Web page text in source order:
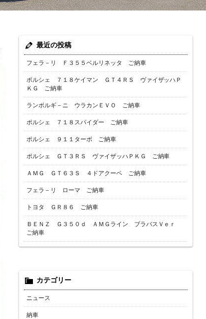
最近の投稿
フェラ－リ Ｆ３５５ベルリネッタ ご納車
ポルシェ ７１８ケイマン ＧＴ４ＲＳ ヴァイザッハＰ
ＫＧ ご納車
ランボルギ－ニ ウラカンＥＶＯ ご納車
ポルシェ ７１８スパイダー ご納車
ポルシェ ９１１ターボ ご納車
ポルシェ ＧＴ３ＲＳ ヴァイザッハＰＫＧ ご納車
ＡＭＧ ＧＴ６３Ｓ ４ドアクーペ ご納車
フェラ－リ ローマ ご納車
トヨタ ＧＲ８６ ご納車
ＢＥＮＺ Ｇ３５０ｄ ＡＭＧライン ブラバスＶｅｒ
ご納車
カテゴリー
ニュース
納車